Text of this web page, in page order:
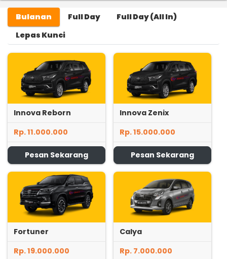
Bulanan Full Day
Full Day (All In)
Lepas Kunci
Innova Reborn
Rp. 11.000.000
Pesan Sekarang
Innova Zenix
Rp. 15.000.000
Pesan Sekarang
Fortuner
Rp. 19.000.000
Calya
Rp. 7.000.000